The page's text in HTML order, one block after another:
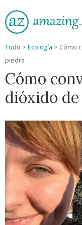
Todo > Ecología > Cómo
piedra
Cómo
dióxido